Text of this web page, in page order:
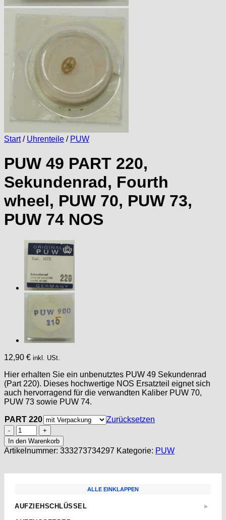
Start / Uhrenteile / PUW
PUW 49 PART 220,
Sekundenrad, Fourth
wheel, PUW 70, PUW 73,
PUW 74 NOS
12,90 € inkl. USt.
Hier erhalten Sie ein unbenutztes PUW 49 Sekundenrad
(Part 220). Dieses hochwertige NOS Ersatzteil eignet sich
auch hervorragend für die verwandten Kaliber PUW 70,
PUW 73 sowie PUW 74.
PART 220
Zurücksetzen
PUW
49
PART
220,
Fourth
70,
PUW
In den Warenkorb
Artikelnummer: 333273734297 Kategorie: PUW
ALLE EINKLAPPEN
AUFZIEHSCHLÜSSEL ▶